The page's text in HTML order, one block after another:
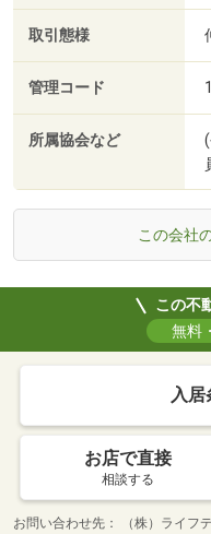
取引態様
管理コード
所属協会など
この会社
この不
無料
入居
お店で直接
相談する
お問い合わせ先 （株）ライフ